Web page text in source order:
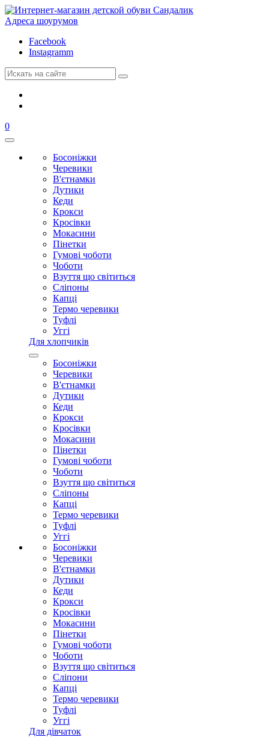
Адреса шоурумов
Facebook
Instagramm
0
Босоніжки
Черевики
В'єтнамки
Дутики
Кеди
Крокси
Кросівки
Мокасини
Пінетки
Гумові чоботи
Чоботи
Взуття що світиться
Сліпоны
Капці
Термо черевики
Туфлі
Уггі
Для хлопчиків
Босоніжки
Черевики
В'єтнамки
Дутики
Кеди
Крокси
Кросівки
Мокасини
Пінетки
Гумові чоботи
Чоботи
Взуття що світиться
Сліпоны
Капці
Термо черевики
Туфлі
Уггі
Босоніжки
Черевики
В'єтнамки
Дутики
Кеди
Крокси
Кросівки
Мокасини
Пінетки
Гумові чоботи
Чоботи
Взуття що світиться
Сліпони
Капці
Термо черевики
Туфлі
Уггі
Для дівчаток